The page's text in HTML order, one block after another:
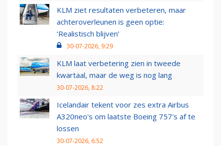
KLM ziet resultaten verbeteren, maar
achteroverleunen is geen optie:
‘Realistisch blijven’
30-07-2026, 9:29
KLM laat verbetering zien in tweede
kwartaal, maar de weg is nog lang
30-07-2026, 8:22
Icelandair tekent voor zes extra Airbus
A320neo's om laatste Boeing 757's af te
lossen
30-07-2026, 6:52